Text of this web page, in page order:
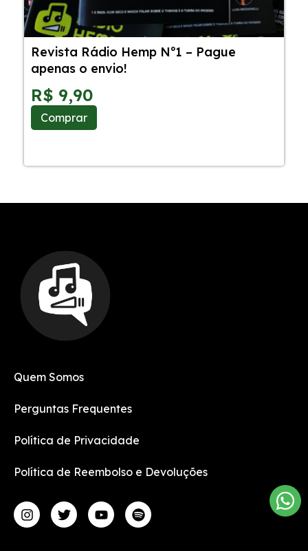
Revista Rádio Hemp Nº1 – Pague
apenas o envio!
R$ 9,90
Comprar
Quem Somos
Perguntas Frequentes
Política de Privacidade
Política de Reembolso e Devoluções